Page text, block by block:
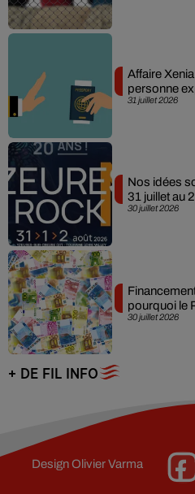
31 juillet 2026
Affaire
personne
30 juillet 2026
Nos idées
31 juillet au
30 juillet 2026
pourquoi le
+ DE FIL INFO
DesignOlivier Varma